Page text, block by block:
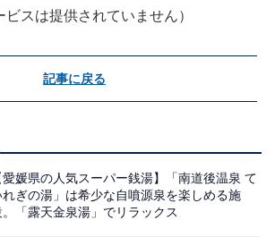
スは提供されていません）
記事に戻る
愛媛県の人気スーパー銭湯】「南道後温泉 て
れぎの湯」は希少な自噴源泉を楽しめる施
。「露天金泉湯」でリラックス